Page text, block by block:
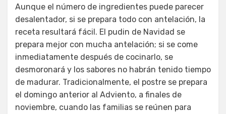
Aunque el número de ingredientes puede parecer
desalentador, si se prepara todo con antelación, la
receta resultará fácil. El pudin de Navidad se
prepara mejor con mucha antelación; si se come
inmediatamente después de cocinarlo, se
desmoronará y los sabores no habrán tenido tiempo
de madurar. Tradicionalmente, el postre se prepara
el domingo anterior al Adviento, a finales de
noviembre, cuando las familias se reúnen para